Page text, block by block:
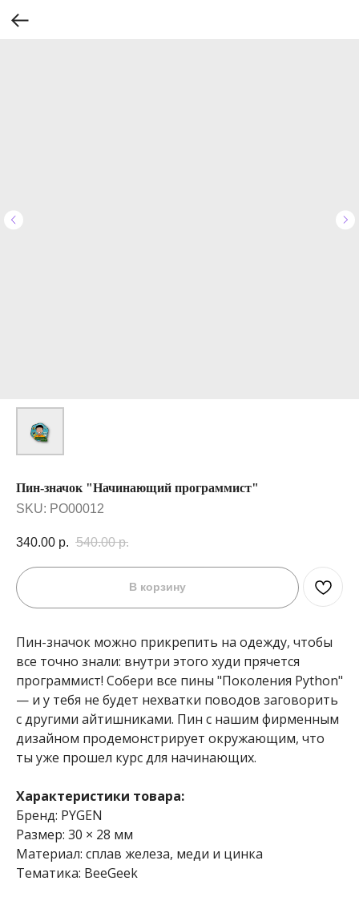
Пин-значок "Начинающий программист"
SKU: PO00012
340.00 р. 540.00 р.
В корзину
Пин-значок можно прикрепить на одежду, чтобы
все точно знали: внутри этого худи прячется
программист! Собери все пины "Поколения Python"
— и у тебя не будет нехватки поводов заговорить
с другими айтишниками. Пин с нашим фирменным
дизайном продемонстрирует окружающим, что
ты уже прошел курс для начинающих.
Характеристики товара:
Бренд: PYGEN
Размер: 30 × 28 мм
Материал: сплав железа, меди и цинка
Тематика: BeeGeek